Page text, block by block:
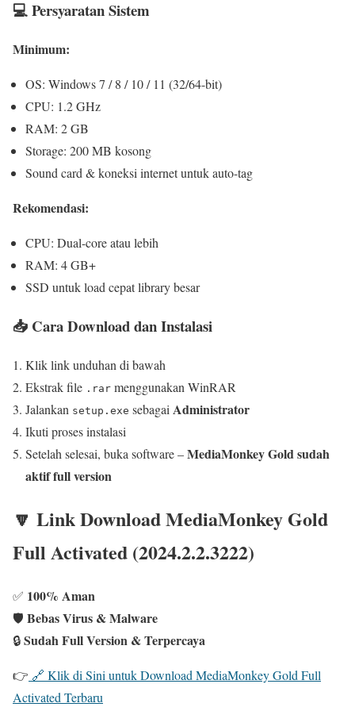
💻 Persyaratan Sistem
Minimum:
OS: Windows 7 / 8 / 10 / 11 (32/64-bit)
CPU: 1.2 GHz
RAM: 2 GB
Storage: 200 MB kosong
Sound card & koneksi internet untuk auto-tag
Rekomendasi:
CPU: Dual-core atau lebih
RAM: 4 GB+
SSD untuk load cepat library besar
📥 Cara Download dan Instalasi
Klik link unduhan di bawah
Ekstrak file .rar menggunakan WinRAR
Jalankan setup.exe sebagai Administrator
Ikuti proses instalasi
Setelah selesai, buka software –MediaMonkey Gold sudah
aktif full version
🔽 Link Download MediaMonkey Gold
Full Activated (2024.2.2.3222)
✅ 100% Aman
🛡️ Bebas Virus & Malware
🔒Sudah Full Version & Terpercaya
👉 🔗 Klik di Sini untuk Download MediaMonkey Gold Full
Activated Terbaru